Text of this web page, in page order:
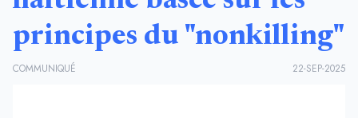
principes du "nonkilling"
COMMUNIQUÉ 22-SEP-2025